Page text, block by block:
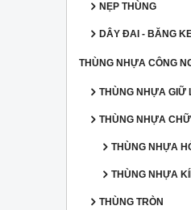
NẸP THÙNG
DÂY ĐAI - BĂNG
THÙNG NHỰA CÔNG
THÙNG NHỰA GIỮ
THÙNG NHỰA
THÙNG NHỰA
THÙNG NHỰA
THÙNG TRÒN